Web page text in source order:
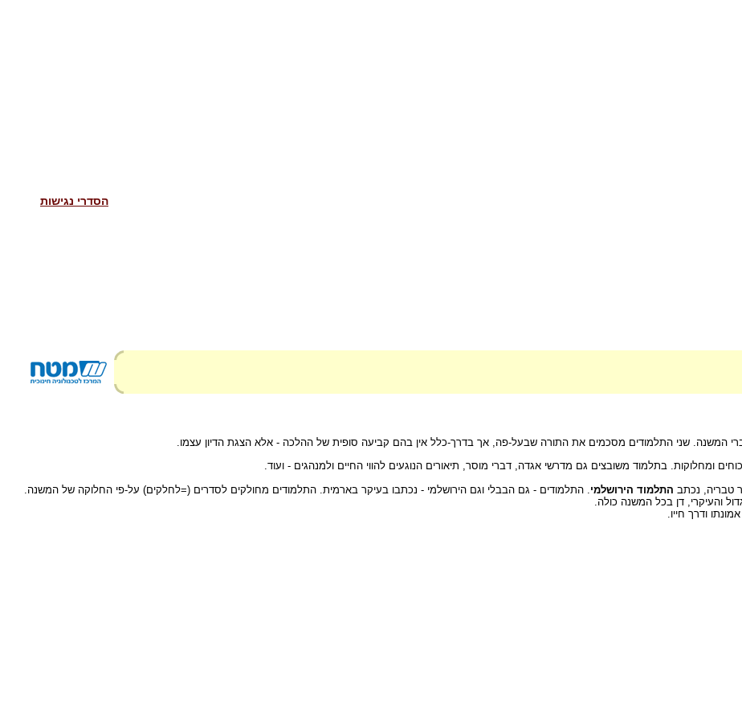
הסדרי נגישות
דברי המשנה. שני התלמודים מסכמים את התורה שבעל-פה, אך בדרך-כלל אין בהם קביעה סופית של ההלכה - אלא הצגת הדיון עצמו.
ומחלוקות. בתלמוד משובצים גם מדרשי אגדה, דברי מוסר, תיאורים הנוגעים להווי החיים ולמנהגים - ועוד.
טבריה, נכתב התלמוד הירושלמי . התלמודים - גם הבבלי וגם הירושלמי - נכתבו בעיקר בארמית. התלמודים מחולקים לסדרים (=לחלקים) על-פי החלוקה של המשנה.
והעיקרי, דן בכל המשנה כולה.
ודרך חייו.